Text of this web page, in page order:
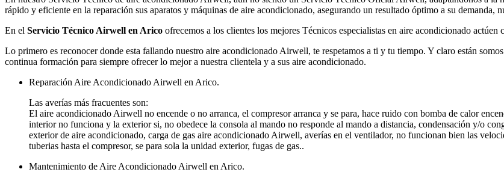
rápido y eficiente en la reparación sus aparatos y máquinas de aire acondicionado, asegurando un resultado óptimo a su demanda,
En el Servicio Técnico Airwell en Arico ofrecemos a los clientes los mejores Técnicos especialistas en aire acondicionado actúen
Lo primero es reconocer donde esta fallando nuestro aire acondicionado Airwell, te respetamos a ti y tu tiempo. Y claro están
continua formación para siempre ofrecer lo mejor a nuestra clientela y a sus aire acondicionado.
Reparación Aire Acondicionado Airwell en Arico.
Las averías más fracuentes son:
El aire acondicionado Airwell no encende o no arranca, el compresor arranca y se para, hace ruido con bomba de calor
interior no funciona y la exterior si, no obedece la consola al mando no responde al mando a distancia, condensación y/o
exterior de aire acondicionado, carga de gas aire acondicionado Airwell, averías en el ventilador, no funcionan bien las
tuberias hasta el compresor, se para sola la unidad exterior, fugas de gas..
Mantenimiento de Aire Acondicionado Airwell en Arico.